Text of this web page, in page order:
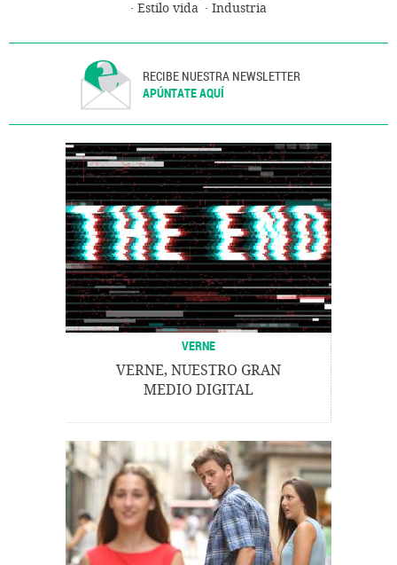
Estilo vida
Industria
RECIBE NUESTRA NEWSLETTER
APÚNTATE AQUÍ
VERNE
VERNE, NUESTRO GRAN
MEDIO DIGITAL